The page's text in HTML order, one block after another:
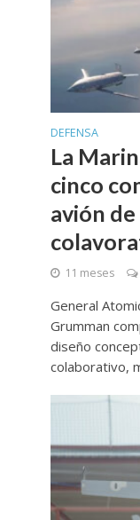
DEFENSA
La
cinco
avión
11 meses
General
Grumman
diseño
colaborativo,